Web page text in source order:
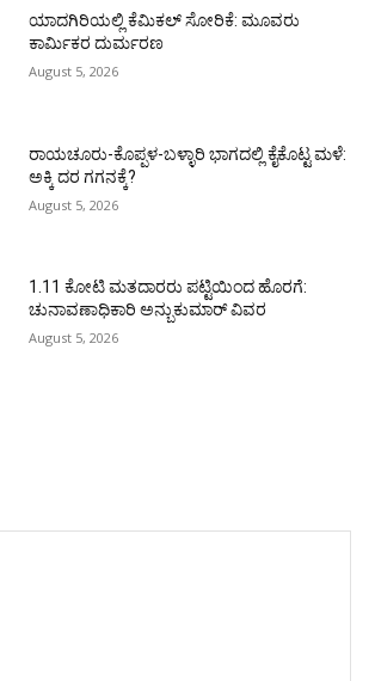
ಯಾದಗಿರಿಯಲ್ಲಿ ಕೆಮಿಕಲ್ ಸೋರಿಕೆ: ಮೂವರು
ಕಾರ್ಮಿಕರ ದುರ್ಮರಣ
August 5, 2026
ರಾಯಚೂರು-ಕೊಪ್ಪಳ-ಬಳ್ಳಾರಿ ಭಾಗದಲ್ಲಿ ಕೈಕೊಟ್ಟ ಮಳೆ:
ಅಕ್ಕಿ ದರ ಗಗನಕ್ಕೆ?
August 5, 2026
1.11 ಕೋಟಿ ಮತದಾರರು ಪಟ್ಟಿಯಿಂದ ಹೊರಗೆ:
ಚುನಾವಣಾಧಿಕಾರಿ ಅನ್ಬುಕುಮಾರ್ ವಿವರ
August 5, 2026